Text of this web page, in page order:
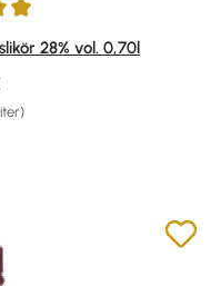
von 5 Sternen
28% vol. 0,70l
Preis: